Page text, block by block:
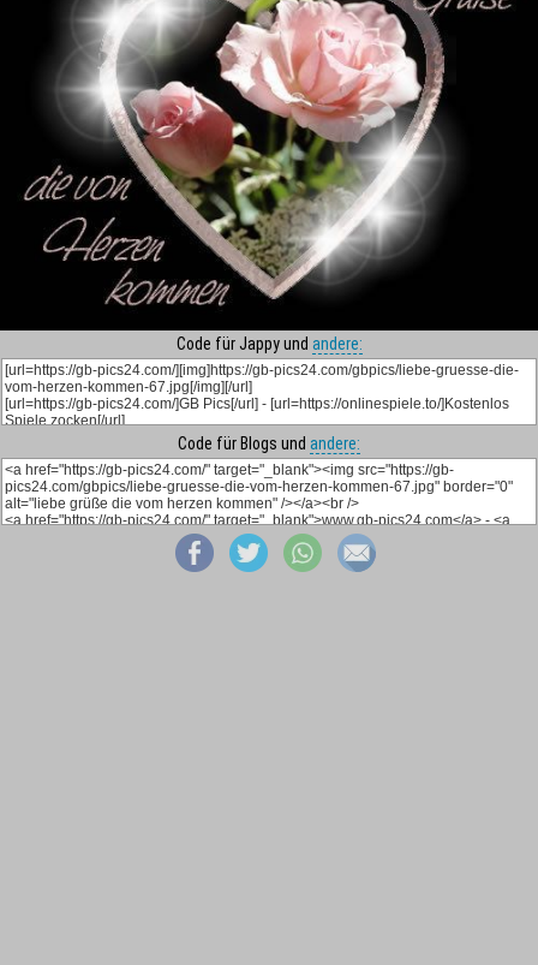
Code für Jappy und andere:
Code für Blogs und andere: